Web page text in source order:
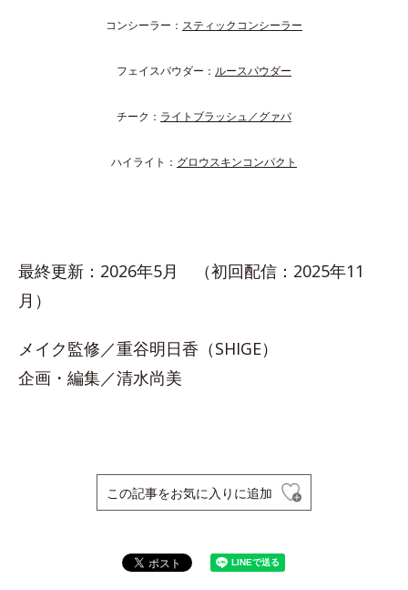
コンシーラー： スティックコンシーラー
フェイスパウダー： ルースパウダー
チーク： ライトブラッシュ／グァバ
ハイライト： グロウスキンコンパクト
最終更新：2026年5月 （初回配信：2025年11
月）
メイク監修／重谷明日香（SHIGE）
企画・編集／清水尚美
この記事をお気に入りに追加